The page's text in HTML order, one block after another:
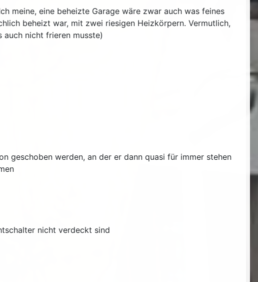
meine, eine beheizte Garage wäre zwar auch was feines
beheizt war, mit zwei riesigen Heizkörpern. Vermutlich,
nicht frieren musste)
geschoben werden, an der er dann quasi für immer stehen
nicht verdeckt sind